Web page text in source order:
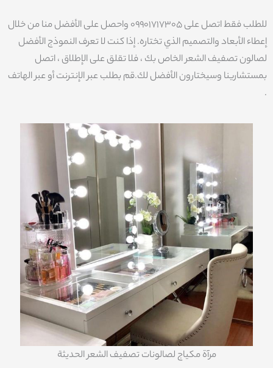
للطلب فقط اتصل على 09901717305 واحصل على الأفضل منا من خلال
إعطاء الأبعاد والتصميم الذي تختاره. إذا كنت لا تعرف النموذج الأفضل
لصالون تصفيف الشعر الخاص بك ، فلا تقلق على الإطلاق ، اتصل
بمستشارينا وسيختارون الأفضل لك.قم بطلب عبر الإنترنت أو عبر الهاتف
.
مرآة مكياج لصالونات تصفيف الشعر الحديثة